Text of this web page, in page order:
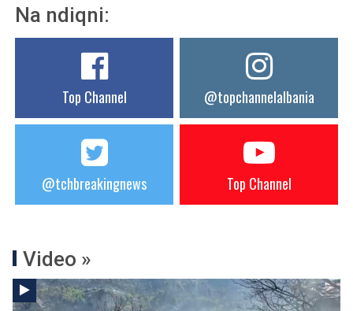
Na ndiqni:
Top Channel @topchannelalbania
@tchbreakingnews Top Channel
Video »